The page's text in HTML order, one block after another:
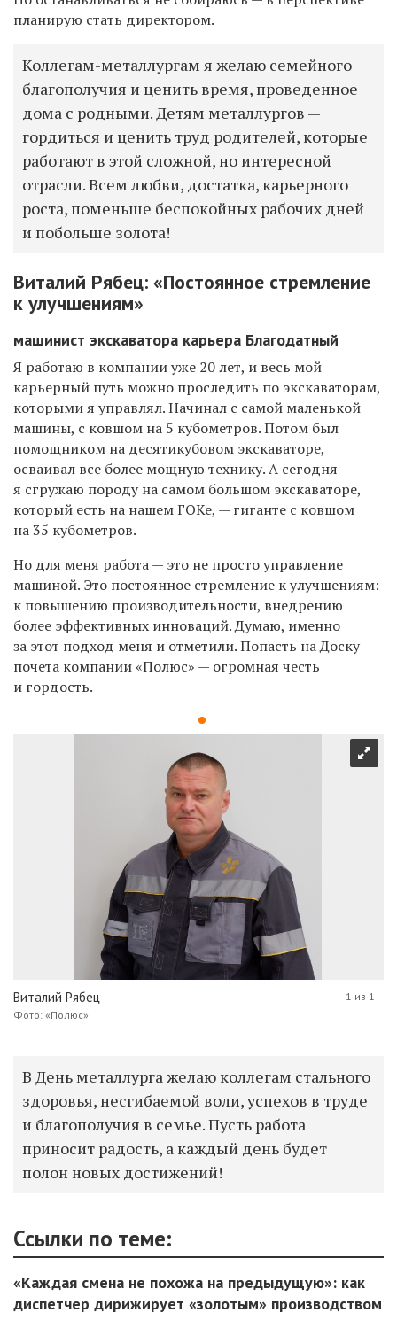
планирую стать директором.
Коллегам-металлургам я желаю семейного
благополучия и ценить время, проведенное
дома с родными. Детям металлургов —
гордиться и ценить труд родителей, которые
работают в этой сложной, но интересной
отрасли. Всем любви, достатка, карьерного
роста, поменьше беспокойных рабочих дней
и побольше золота!
Виталий Рябец: «Постоянное стремление
к улучшениям»
машинист экскаватора карьера Благодатный
Я работаю в компании уже 20 лет, и весь мой
карьерный путь можно проследить по экскаваторам,
которыми я управлял. Начинал с самой маленькой
машины, с ковшом на 5 кубометров. Потом был
помощником на десятикубовом экскаваторе,
осваивал все более мощную технику. А сегодня
я сгружаю породу на самом большом экскаваторе,
который есть на нашем ГОКе, — гиганте с ковшом
на 35 кубометров.
Но для меня работа — это не просто управление
машиной. Это постоянное стремление к улучшениям:
к повышению производительности, внедрению
более эффективных инноваций. Думаю, именно
за этот подход меня и отметили. Попасть на Доску
почета компании «Полюс» — огромная честь
и гордость.
Виталий Рябец
Фото: «Полюс»
1 из 1
В День металлурга желаю коллегам стального
здоровья, несгибаемой воли, успехов в труде
и благополучия в семье. Пусть работа
приносит радость, а каждый день будет
полон новых достижений!
Ссылки по теме:
«Каждая смена не похожа на предыдущую»: как
диспетчер дирижирует «золотым» производством